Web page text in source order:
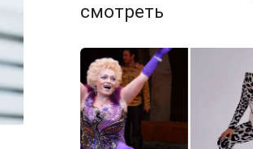
смотреть